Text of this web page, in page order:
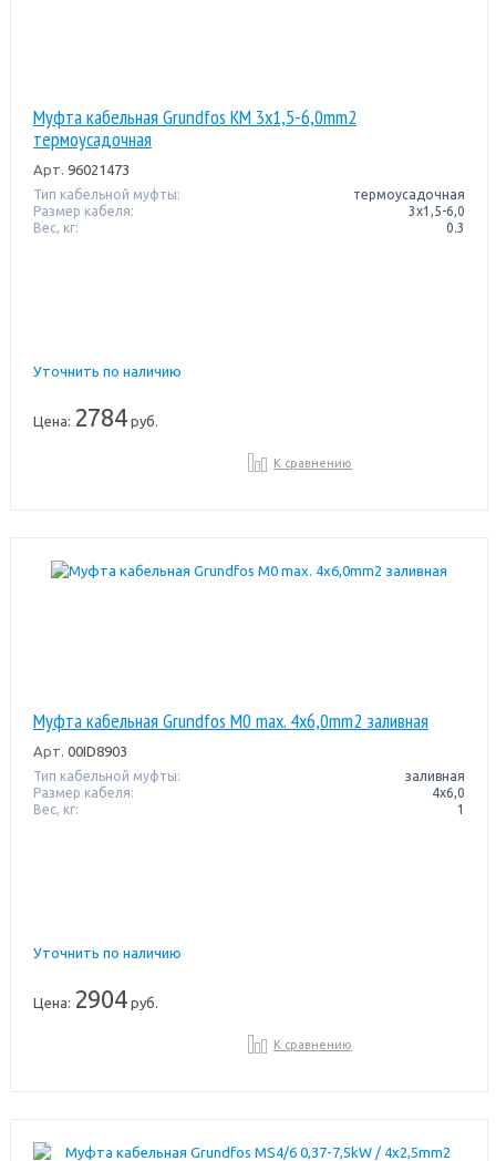
Муфта кабельная Grundfos KM 3х1,5-6,0mm2
термоусадочная
Арт. 96021473
Тип кабельной муфты:
термоусадочная
Размер кабеля:
3х1,5-6,0
Вес, кг:
0.3
Уточнить по наличию
Цена: 2784руб.
К сравнению
Муфта кабельная Grundfos M0 max. 4x6,0mm2 заливная
Арт. 00ID8903
Тип кабельной муфты:
заливная
Размер кабеля:
4x6,0
Вес, кг:
1
Уточнить по наличию
Цена: 2904руб.
К сравнению